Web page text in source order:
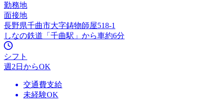
勤務地
面接地
長野県千曲市大字鋳物師屋518-1
しなの鉄道「千曲駅」から車約6分
シフト
週2日からOK
交通費支給
未経験OK